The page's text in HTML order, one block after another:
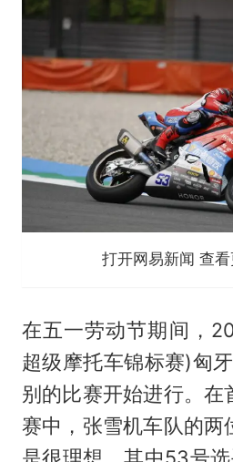
打开网易新闻 查
在五一劳动节期间，
超级摩托车锦标赛)匈
别的比赛开始进行。在
赛中，张雪机车队的两